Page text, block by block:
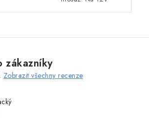
zákazníky
Zobrazit všechny recenze